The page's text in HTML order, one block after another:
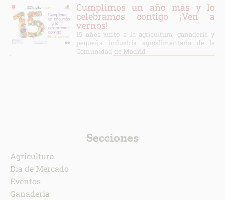
Cumplimos un año más y lo
celebramos contigo ¡Ven a
vernos!
15 años junto a la agricultura, ganadería y
pequeña industria agroalimentaria de la
Comunidad de Madrid
Secciones
Agricultura
Día de Mercado
Eventos
Ganadería